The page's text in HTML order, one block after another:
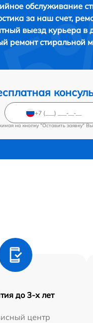
обслуживание
за наш счет,
выезд курьера в
ремонтстиральной
на кнопку "Оставить заявку"
до 3-х лет
центр